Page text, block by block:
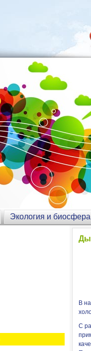
Экология и биосфера
В
С